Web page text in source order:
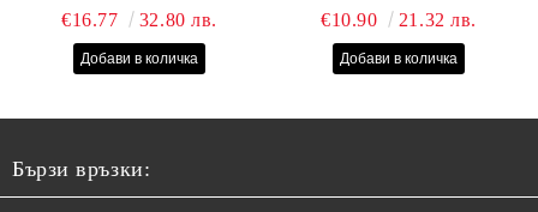
СУХИ, ИЗТОЩЕНИ И
КОПРИНЕНИ
€16.77 32.80 лв.
40СМ/70СМ - 100БР
€10.90 21.32 лв.
Бързи връзки: